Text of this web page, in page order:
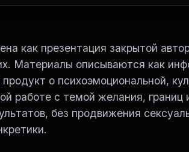
как презентация закрытой
Материалы описываются как
о психоэмоциональной,
работе с темой желания,
без продвижения